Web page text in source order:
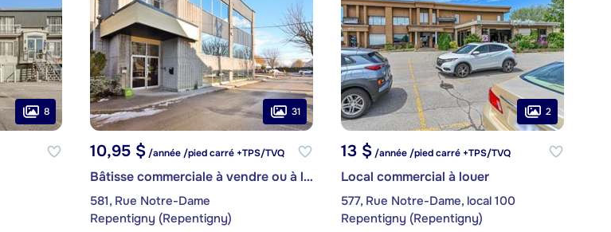
8 31
10,95 $/année /pied carré +TPS/TVQ
Bâtisse commerciale à vendre ou à louer
581, Rue Notre-Dame
Repentigny (Repentigny)
2
13 $/année /pied carré +TPS/TVQ
Local commercial à louer
577, Rue Notre-Dame, local 100
Repentigny (Repentigny)